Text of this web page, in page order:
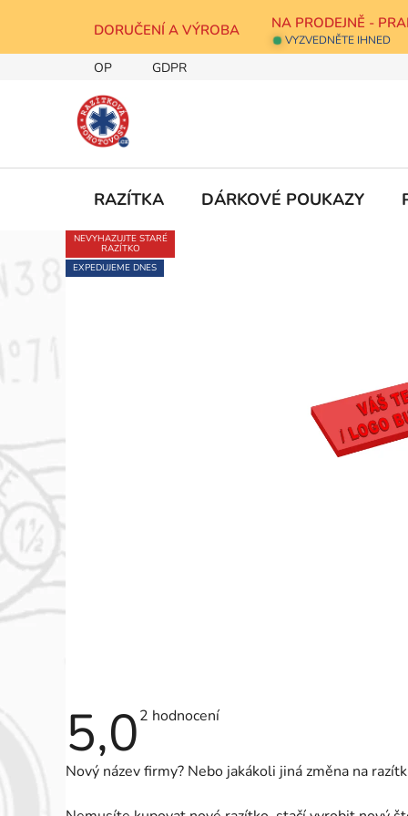
obsah
DORUČENÍ A VÝROBA NA PRODEJNĚ -
VYZVEDNĚTE IHNED
OP GDPR
RAZÍTKA DÁRKOVÉ POUKAZY
NEVYHAZUJTE STARÉ
RAZÍTKO
EXPEDUJEME DNES
5,0Průměrné
5,0
2 hodnocení
Nový název firmy? Nebo jakákoli jiná změna na